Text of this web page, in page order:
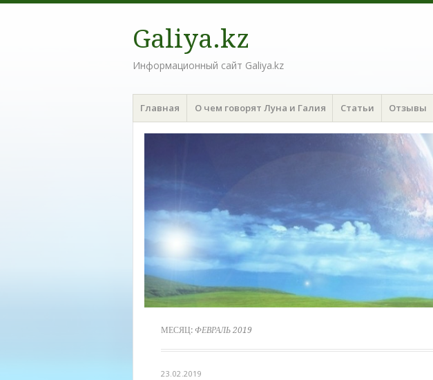
Galiya.kz
Информационный сайт Galiya.kz
Меню
Наверх
Главная О чем говорят Луна и Галия Статьи Отзывы
МЕСЯЦ: ФЕВРАЛЬ 2019
23.02.2019